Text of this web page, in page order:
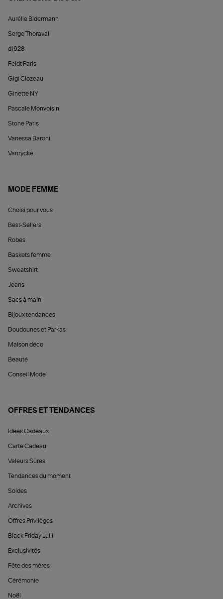
Aurélie Bidermann
Serge Thoraval
d1928
Feidt Paris
Gigi Clozeau
Ginette NY
Pascale Monvoisin
Stone Paris
Vanessa Baroni
Vanrycke
MODE FEMME
Choisi pour vous
Best-Sellers
Robes
Baskets femme
Sweatshirt
Jeans
Sacs à main
Bijoux tendances
Doudounes et Parkas
Maison déco
Beauté
Conseil Mode
OFFRES ET TENDANCES
Idées Cadeaux
Carte Cadeau
Valeurs Sûres
Tendances du moment
Soldes
Archives
Offres Privilèges
Black Friday Lulli
Exclusivités
Fête des mères
Cérémonie
Noël